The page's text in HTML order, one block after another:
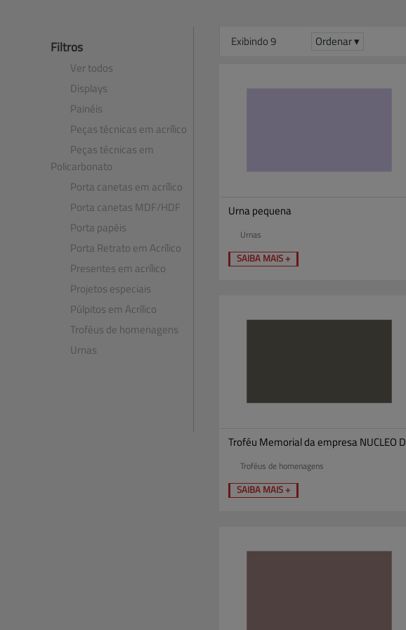
Filtros
Ver todos
Displays
Painéis
Peças técnicas em acrílico
Peças técnicas em
Policarbonato
Porta canetas em acrílico
Porta canetas MDF​/​HDF
Porta papéis
Porta Retrato em Acrílico
Presentes em acrílico
Projetos especiais
Púlpitos em Acrílico
Troféus de homenagens
Urnas
Exibindo 9 Ordenar ▾
Urna pequena
Urnas
SAIBA MAIS +
Troféu Memorial da empresa NUCLEO D
Troféus de homenagens
SAIBA MAIS +